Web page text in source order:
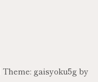
Theme: gaisyoku5g by